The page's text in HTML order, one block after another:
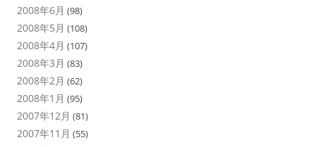
2008年6月 (98)
2008年5月 (108)
2008年4月 (107)
2008年3月 (83)
2008年2月 (62)
2008年1月 (95)
2007年12月 (81)
2007年11月 (55)